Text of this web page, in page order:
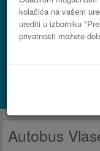
kolačića na vašem
urediti u izborniku
privatnosti možete
Potraži
Autobus